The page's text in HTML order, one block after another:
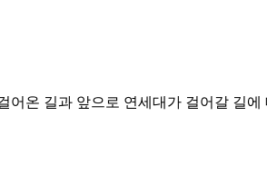
어온 길과 앞으로 연세대가 걸어갈 길